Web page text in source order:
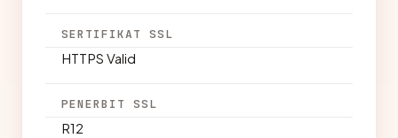
SERTIFIKAT SSL
HTTPS Valid
PENERBIT SSL
R12